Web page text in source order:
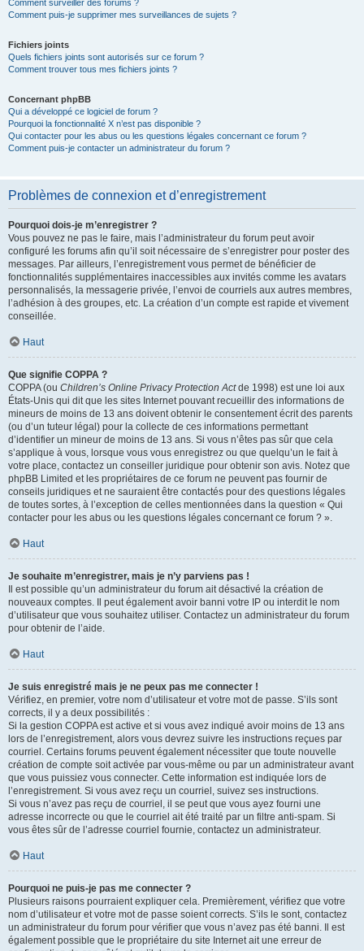
Comment surveiller des forums ?
Comment puis-je supprimer mes surveillances de sujets ?
Fichiers joints
Quels fichiers joints sont autorisés sur ce forum ?
Comment trouver tous mes fichiers joints ?
Concernant phpBB
Qui a développé ce logiciel de forum ?
Pourquoi la fonctionnalité X n’est pas disponible ?
Qui contacter pour les abus ou les questions légales concernant ce forum ?
Comment puis-je contacter un administrateur du forum ?
Problèmes de connexion et d’enregistrement
Pourquoi dois-je m’enregistrer ?
Vous pouvez ne pas le faire, mais l’administrateur du forum peut avoir
configuré les forums afin qu’il soit nécessaire de s’enregistrer pour poster des
messages. Par ailleurs, l’enregistrement vous permet de bénéficier de
fonctionnalités supplémentaires inaccessibles aux invités comme les avatars
personnalisés, la messagerie privée, l’envoi de courriels aux autres membres,
l’adhésion à des groupes, etc. La création d’un compte est rapide et vivement
conseillée.
Haut
Que signifie COPPA ?
COPPA (ou Children’s Online Privacy Protection Actde 1998) est une loi aux
États-Unis qui dit que les sites Internet pouvant recueillir des informations de
mineurs de moins de 13 ans doivent obtenir le consentement écrit des parents
(ou d’un tuteur légal) pour la collecte de ces informations permettant
d’identifier un mineur de moins de 13 ans. Si vous n’êtes pas sûr que cela
s’applique à vous, lorsque vous vous enregistrez ou que quelqu’un le fait à
votre place, contactez un conseiller juridique pour obtenir son avis. Notez que
phpBB Limited et les propriétaires de ce forum ne peuvent pas fournir de
conseils juridiques et ne sauraient être contactés pour des questions légales
de toutes sortes, à l’exception de celles mentionnées dans la question « Qui
contacter pour les abus ou les questions légales concernant ce forum ? ».
Haut
Je souhaite m’enregistrer, mais je n’y parviens pas !
Il est possible qu’un administrateur du forum ait désactivé la création de
nouveaux comptes. Il peut également avoir banni votre IP ou interdit le nom
d’utilisateur que vous souhaitez utiliser. Contactez un administrateur du forum
pour obtenir de l’aide.
Haut
Je suis enregistré mais je ne peux pas me connecter !
Vérifiez, en premier, votre nom d’utilisateur et votre mot de passe. S’ils sont
corrects, il y a deux possibilités :
Si la gestion COPPA est active et si vous avez indiqué avoir moins de 13 ans
lors de l’enregistrement, alors vous devrez suivre les instructions reçues par
courriel. Certains forums peuvent également nécessiter que toute nouvelle
création de compte soit activée par vous-même ou par un administrateur avant
que vous puissiez vous connecter. Cette information est indiquée lors de
l’enregistrement. Si vous avez reçu un courriel, suivez ses instructions.
Si vous n’avez pas reçu de courriel, il se peut que vous ayez fourni une
adresse incorrecte ou que le courriel ait été traité par un filtre anti-spam. Si
vous êtes sûr de l’adresse courriel fournie, contactez un administrateur.
Haut
Pourquoi ne puis-je pas me connecter ?
Plusieurs raisons pourraient expliquer cela. Premièrement, vérifiez que votre
nom d’utilisateur et votre mot de passe soient corrects. S’ils le sont, contactez
un administrateur du forum pour vérifier que vous n’avez pas été banni. Il est
également possible que le propriétaire du site Internet ait une erreur de